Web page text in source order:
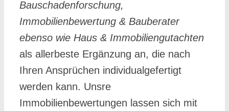
Bauschadenforschung,
Immobilienbewertung & Bauberater
ebenso wie Haus & Immobiliengutachten
als allerbeste Ergänzung an, die nach
Ihren Ansprüchen individualgefertigt
werden kann. Unsre
Immobilienbewertungen lassen sich mit